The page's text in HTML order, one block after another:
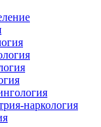
наркология